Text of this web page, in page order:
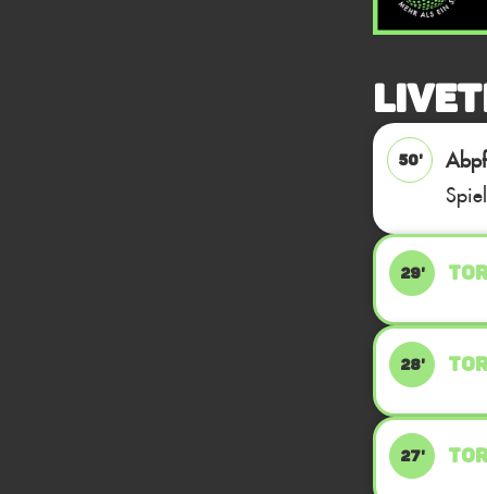
50'
29'
28'
27'